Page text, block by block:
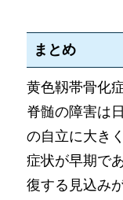
まとめ
黄色靱帯骨化
脊髄の障害は
の自立に大き
症状が早期で
復する見込み